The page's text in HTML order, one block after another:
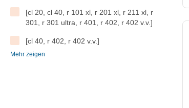
[cl 20, cl 40, r 101 xl, r 201 xl, r 211 xl, r
301, r 301 ultra, r 401, r 402, r 402 v.v.]
[cl 40, r 402, r 402 v.v.]
Mehr zeigen